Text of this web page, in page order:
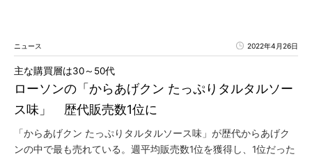
ニュース 2022年4月26日
ローソンの「からあげクン たっぷりタルタルソー
ス味」 歴代販売数1位に
主な購買層は30～50代
「からあげクン たっぷりタルタルソース味」が歴代からあげク
ンの中で最も売れている。週平均販売数1位を獲得し、1位だった